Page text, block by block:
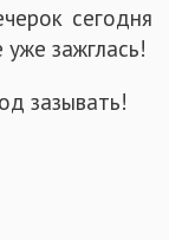
сегодня
зажглась!
зазывать!